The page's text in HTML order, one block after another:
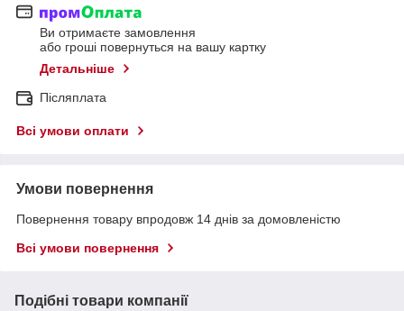
Ви отримаєте замовлення
або гроші повернуться на вашу картку
Детальніше
Післяплата
Всі умови оплати
Умови повернення
Повернення товару впродовж 14 днів за домовленістю
Всі умови повернення
Подібні товари компанії